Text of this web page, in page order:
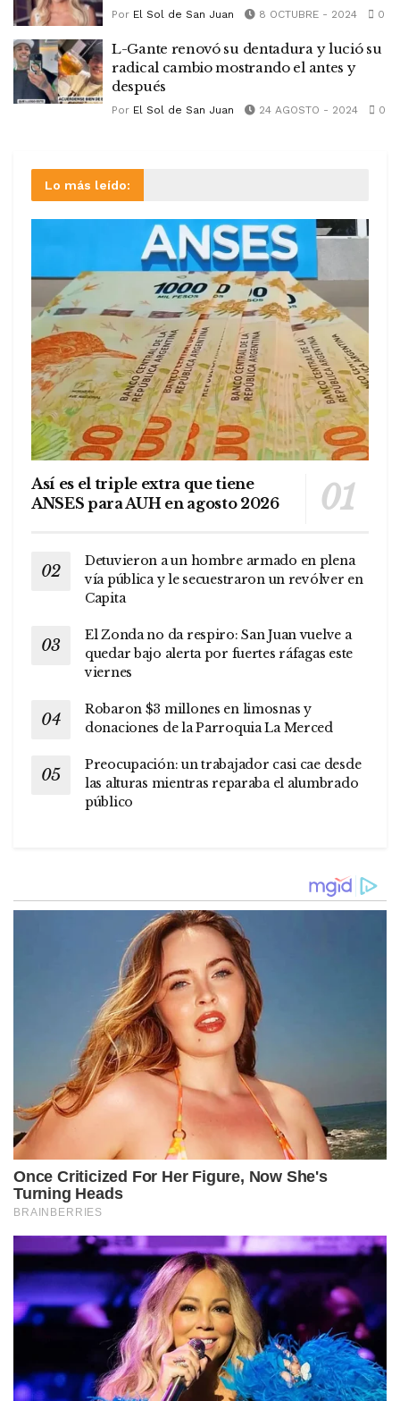
Por El Sol de San Juan 8 OCTUBRE - 2024 0
L-Gante renovó su dentadura y lució su
radical cambio mostrando el antes y
después
Por El Sol de San Juan 24 AGOSTO - 2024 0
Lo más leído:
Así es el triple extra que tiene
ANSES para AUH en agosto 2026
Detuvieron a un hombre armado en plena
vía pública y le secuestraron un revólver en
Capita
El Zonda no da respiro: San Juan vuelve a
quedar bajo alerta por fuertes ráfagas este
viernes
Robaron $3 millones en limosnas y
donaciones de la Parroquia La Merced
Preocupación: un trabajador casi cae desde
las alturas mientras reparaba el alumbrado
público